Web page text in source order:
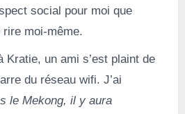
social pour moi que
moi-même.
Kratie, un ami s’est plaint de
du réseau wifi. J’ai
le Mekong, il y aura